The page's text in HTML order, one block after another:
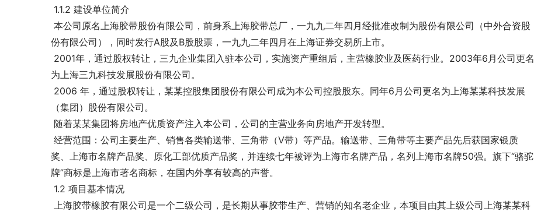
1.1.2 建设单位简介
份有限公司），同时发行A股及B股股票，一九九二年四月在上海证券交易所上市。
为上海三九科技发展股份有限公司。
（集团）股份有限公司。
随着某某集团将房地产优质资产注入本公司，公司的主营业务向房地产开发转型。
奖、上海市名牌产品奖、原化工部优质产品奖，并连续七年被评为上海市名牌产品，名列上海市名牌50强。旗下“骆驼
牌”商标是上海市著名商标，在国内外享有较高的声誉。
1.2 项目基本情况